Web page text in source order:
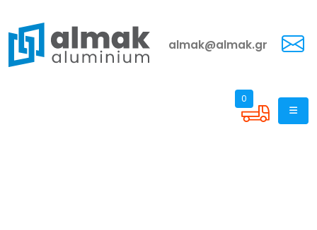
almak@almak.gr
0